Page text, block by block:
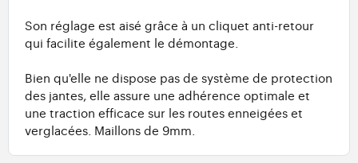
Son réglage est aisé grâce à un cliquet anti-retour
qui facilite également le démontage.
Bien qu'elle ne dispose pas de système de protection
des jantes, elle assure une adhérence optimale et
une traction efficace sur les routes enneigées et
verglacées. Maillons de 9mm.